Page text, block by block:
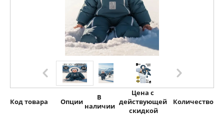
Код товара Опции
В
наличии
Цена с
действующей
скидкой
Количество